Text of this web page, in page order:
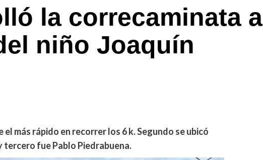
la correcaminata a
niño Joaquín
el más rápido en recorrer los 6 k. Segundo se ubicó
tercero fue Pablo Piedrabuena.